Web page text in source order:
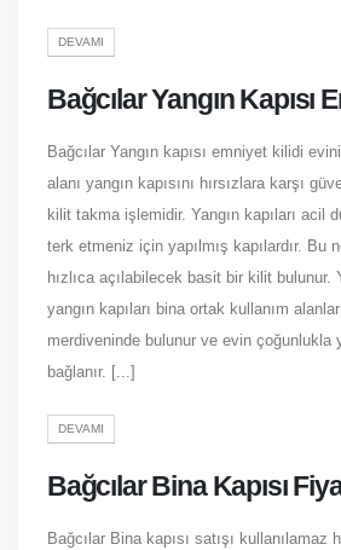
DEVAMI
Bağcılar Yangın Kapısı
Bağcılar Yangın kapısı emniyet kilidi
alanı yangın kapısını hırsızlara karşı
kilit takma işlemidir. Yangın kapıları acil
terk etmeniz için yapılmış kapılardır. Bu
hızlıca açılabilecek basit bir kilit bulunur.
yangın kapıları bina ortak kullanım
merdiveninde bulunur ve evin çoğunlukla
bağlanır. [...]
DEVAMI
Bağcılar Bina Kapısı
Bağcılar Bina kapısı satışı kullanılamaz